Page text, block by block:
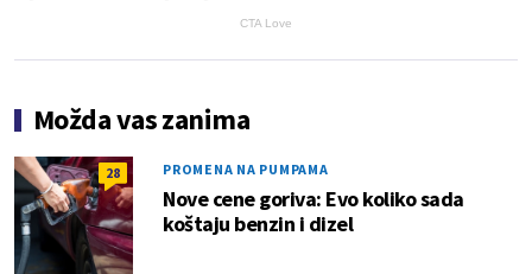
CTA Love
Možda vas zanima
28 PROMENA NA PUMPAMA
Nove cene goriva: Evo koliko sada
koštaju benzin i dizel